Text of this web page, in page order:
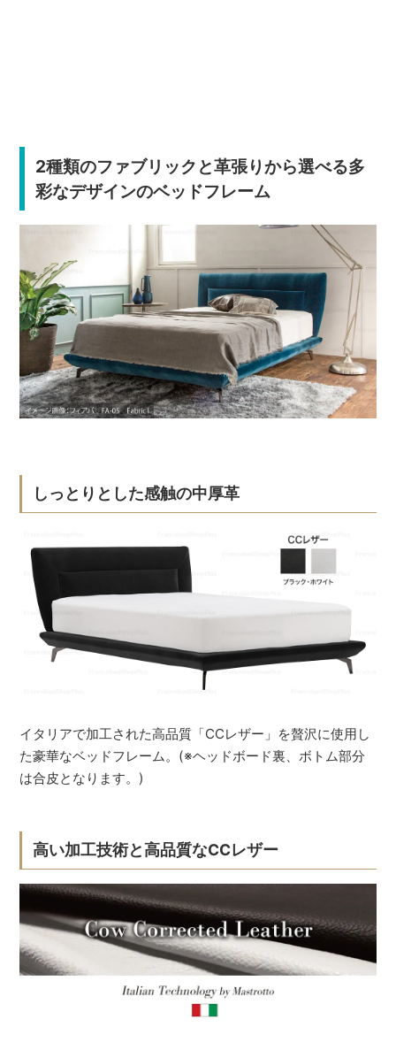
2種類のファブリックと革張りから選べる多
彩なデザインのベッドフレーム
しっとりとした感触の中厚革
イタリアで加工された高品質「CCレザー」を贅沢に使用し
た豪華なベッドフレーム。(※ヘッドボード裏、ボトム部分
は合皮となります。)
高い加工技術と高品質なCCレザー